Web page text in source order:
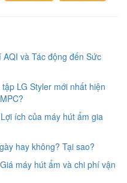
và Tác động đến Sức
LG Styler mới nhất hiện
ích của máy hút ẩm gia
hay không? Tại sao?
máy hút ẩm và chi phí vận